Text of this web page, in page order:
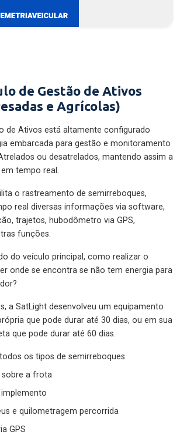
de Gestão de Ativos
e Agrícolas)
de Ativos está altamente configurado
embarcada para gestão e monitoramento
ou desatrelados, mantendo assim a
tempo real.
o rastreamento de semirreboques,
real diversas informações via software,
trajetos, hubodômetro via GPS,
funções.
do veículo principal, como realizar o
onde se encontra se não tem energia para
a SatLight desenvolveu um equipamento
que pode durar até 30 dias, ou em sua
que pode durar até 60 dias.
os tipos de semirreboques
sobre a frota
e quilometragem percorrida
GPS